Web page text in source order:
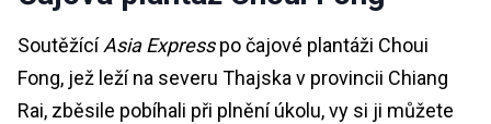
SoutěžícíAsia Expresspo čajové plantáži Choui
Fong, jež leží na severu Thajska v provincii Chiang
Rai, zběsile pobíhali při plnění úkolu, vy si ji můžete